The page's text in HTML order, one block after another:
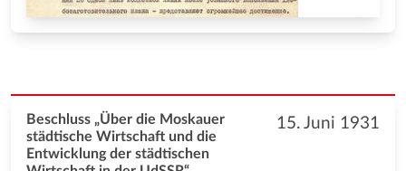
15. Juni 1931
Beschluss „Über die Moskauer
städtische Wirtschaft und die
Entwicklung der städtischen